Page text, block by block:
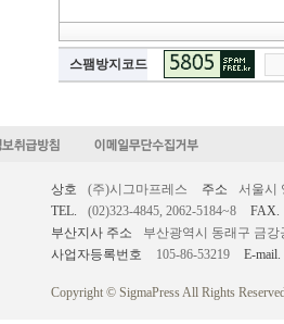
스팸방지코드
상호 (주)시그마프레스 주소
서울시
TEL.
(02)323-4845, 2062-5184~8
FAX.
부산지사 주소
부산광역시 동래구 금강
사업자등록번호
105-86-53219 E-mail.
Copyright © SigmaPress All Rights